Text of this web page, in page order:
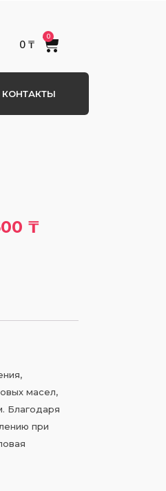
0 ₸
0 Cart
КОНТАКТЫ
₸
масел,
Благодаря
при